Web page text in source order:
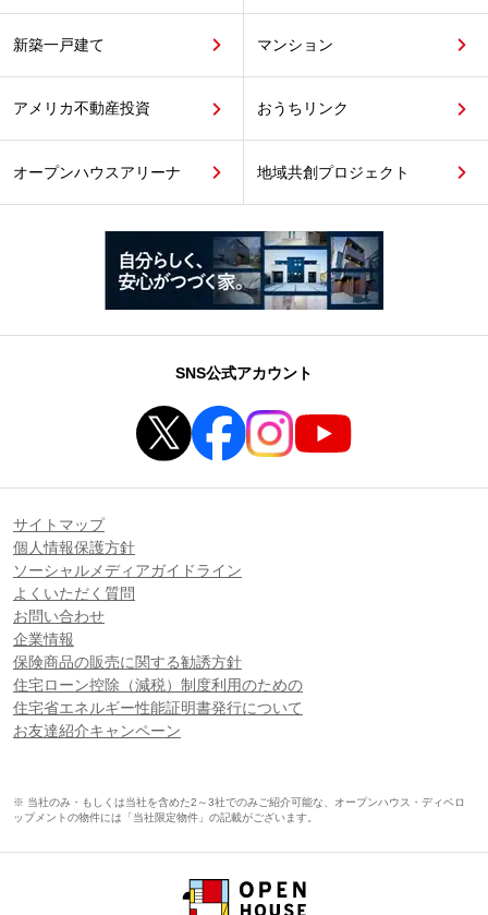
新築一戸建て マンション
アメリカ不動産投資 おうちリンク
オープンハウスアリーナ 地域共創プロジェクト
SNS公式アカウント
サイトマップ
個人情報保護方針
ソーシャルメディアガイドライン
よくいただく質問
お問い合わせ
企業情報
保険商品の販売に関する勧誘方針
住宅ローン控除（減税）制度利用のための
住宅省エネルギー性能証明書発行について
お友達紹介キャンペーン
※ 当社のみ・もしくは当社を含めた2～3社でのみご紹介可能な、オープンハウス・ディベロ
ップメントの物件には「当社限定物件」の記載がございます。